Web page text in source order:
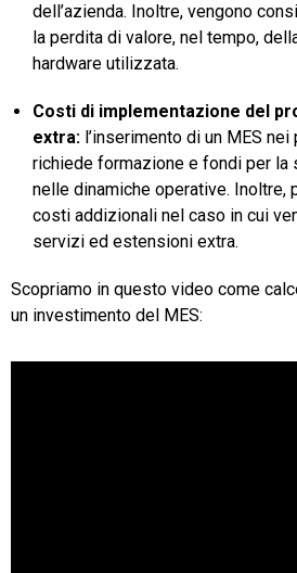
dell’azienda. Inoltre, vengono
la perdita di valore, nel tempo,
hardware utilizzata.
Costi di implementazione del
extra: l’inserimento di un MES
richiede formazione e fondi per la
nelle dinamiche operative. Inoltre,
costi addizionali nel caso in cui
servizi ed estensioni extra.
Scopriamo in questo video come
un investimento del MES: